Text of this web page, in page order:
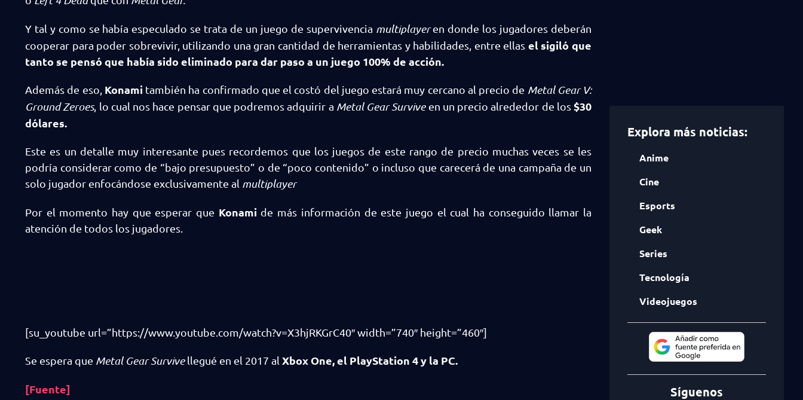
Y tal y como se había especulado se trata de un juego de supervivencia multiplayeren donde los jugadores deberán
cooperar para poder sobrevivir, utilizando una gran cantidad de herramientas y habilidades, entre ellas el sigiló que
tanto se pensó que había sido eliminado para dar paso a un juego 100% de acción.
Además de eso, Konamitambién ha confirmado que el costó del juego estará muy cercano al precio de Metal Gear V:
Ground Zeroes, lo cual nos hace pensar que podremos adquirir a Metal Gear Surviveen un precio alrededor de los$30
dólares.
Este es un detalle muy interesante pues recordemos que los juegos de este rango de precio muchas veces se les
podría considerar como de “bajo presupuesto” o de “poco contenido” o incluso que carecerá de una campaña de un
solo jugador enfocándose exclusivamente al multiplayer
Por el momento hay que esperar que Konamide más información de este juego el cual ha conseguido llamar la
atención de todos los jugadores.
[su_youtube url=”https://www.youtube.com/watch?v=X3hjRKGrC40″ width=”740″ height=”460″]
Se espera que Metal Gear Survivellegué en el 2017 al Xbox One, el PlayStation 4 y la PC.
[Fuente]
Explora más noticias:
Anime
Cine
Esports
Geek
Series
Tecnología
Videojuegos
Síguenos